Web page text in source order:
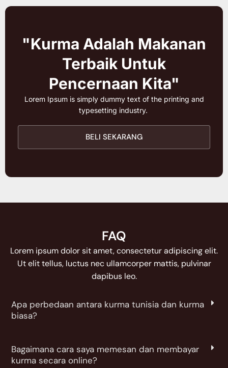
"Kurma Adalah Makanan
Terbaik Untuk
Pencernaan Kita"
Lorem Ipsum is simply dummy text of the printing and
typesetting industry.
BELI SEKARANG
FAQ
Lorem ipsum dolor sit amet, consectetur adipiscing elit.
Ut elit tellus, luctus nec ullamcorper mattis, pulvinar
dapibus leo.
Apa perbedaan antara kurma tunisia dan kurma
biasa?
Bagaimana cara saya memesan dan membayar
kurma secara online?